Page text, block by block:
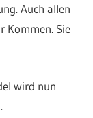
Auch allen
Kommen. Sie
wird nun